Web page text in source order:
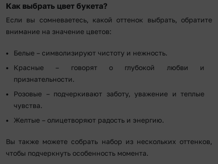
Как выбрать цвет букета?
Если вы сомневаетесь, какой оттенок выбрать, обратите
внимание на значение цветов:
Белые – символизируют чистоту и нежность.
Красные – говорят о глубокой любви и
признательности.
Розовые – подчеркивают заботу, уважение и теплые
чувства.
Желтые – олицетворяют радость и энергию.
Вы также можете собрать набор из нескольких оттенков,
чтобы подчеркнуть особенность момента.